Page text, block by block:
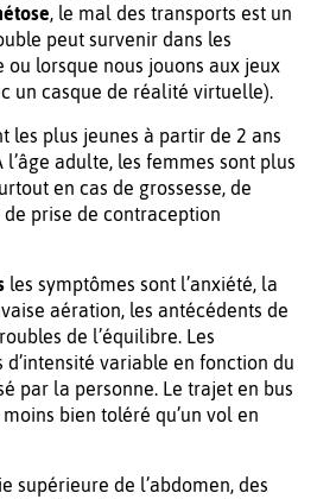
, le mal des transports est un
peut survenir dans les
ou lorsque nous jouons aux jeux
un casque de réalité virtuelle).
les plus jeunes à partir de 2 ans
l’âge adulte, les femmes sont plus
en cas de grossesse, de
prise de contraception
les symptômes sont l’anxiété, la
aération, les antécédents de
de l’équilibre. Les
variable en fonction du
par la personne. Le trajet en bus
bien toléré qu’un vol en
supérieure de l’abdomen, des